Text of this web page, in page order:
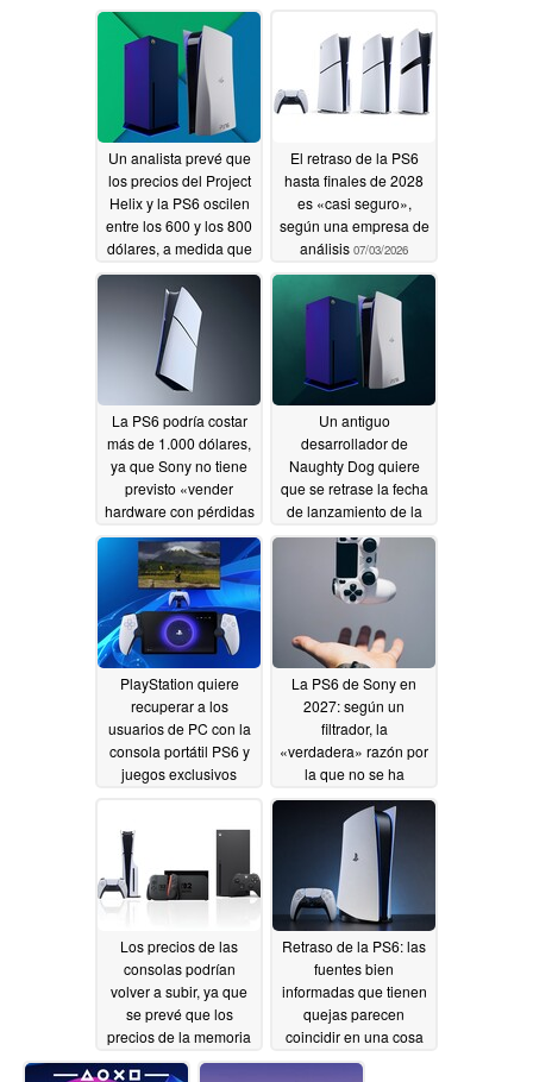
Un analista prevé que
los precios del Project
Helix y la PS6 oscilen
entre los 600 y los 800
dólares, a medida que
los costes de la
memoria RAM se
reduzcan antes de su
lanzamiento07/14/2026
El retraso de la PS6
hasta finales de 2028
es «casi seguro»,
según una empresa de
análisis 07/03/2026
La PS6 podría costar
más de 1.000 dólares,
ya que Sony no tiene
previsto «vender
hardware con pérdidas
significativas»06/30/2026
Un antiguo
desarrollador de
Naughty Dog quiere
que se retrase la fecha
de lanzamiento de la
PS6 y del Proyecto
Helix hasta 2030 o
más adelante06/30/2026
PlayStation quiere
recuperar a los
usuarios de PC con la
consola portátil PS6 y
juegos exclusivos
La PS6 de Sony en
2027: según un
filtrador, la
«verdadera» razón por
la que no se ha
retrasado la PS6 no
tiene nada que ver con
los precios de la
memoria RAM
06/29/2026
Los precios de las
consolas podrían
volver a subir, ya que
se prevé que los
precios de la memoria
se disparen en dos
Retraso de la PS6: las
fuentes bien
informadas que tienen
quejas parecen
coincidir en una cosa
06/23/2026